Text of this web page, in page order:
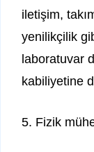
iletişim,
yenilikçilik
laboratuvar
kabiliyetine
5. Fizik